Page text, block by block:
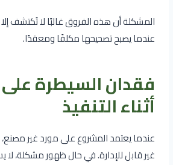
المشكلة أن هذه الفروق غالبًا لا تُكتشف إلا
عندما يصبح تصحيحها مكلفًا ومعقدًا.
فقدان السيطرة
أثناء التنفيذ
عندما يعتمد المشروع على مورد غير
غير قابل للإدارة. في حال ظهور مشكلة، لا